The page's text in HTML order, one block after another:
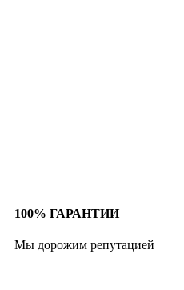
100% ГАРАНТИИ
Мы дорожим репутацией